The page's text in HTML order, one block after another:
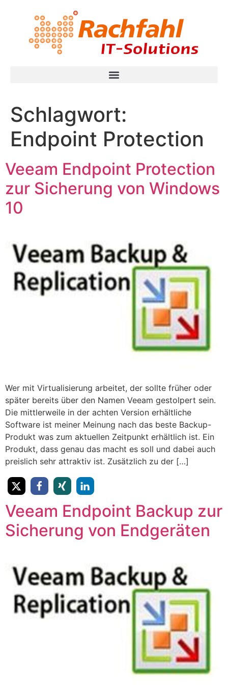
Schlagwort:
Endpoint Protection
Veeam Endpoint Protection
zur Sicherung von Windows
10
Wer mit Virtualisierung arbeitet, der sollte früher oder
später bereits über den Namen Veeam gestolpert sein.
Die mittlerweile in der achten Version erhältliche
Software ist meiner Meinung nach das beste Backup-
Produkt was zum aktuellen Zeitpunkt erhältlich ist. Ein
Produkt, dass genau das macht es soll und dabei auch
preislich sehr attraktiv ist. Zusätzlich zu der […]
Veeam Endpoint Backup zur
Sicherung von Endgeräten